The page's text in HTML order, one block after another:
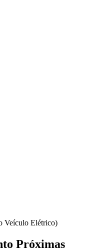
Veículo Elétrico)
Próximas